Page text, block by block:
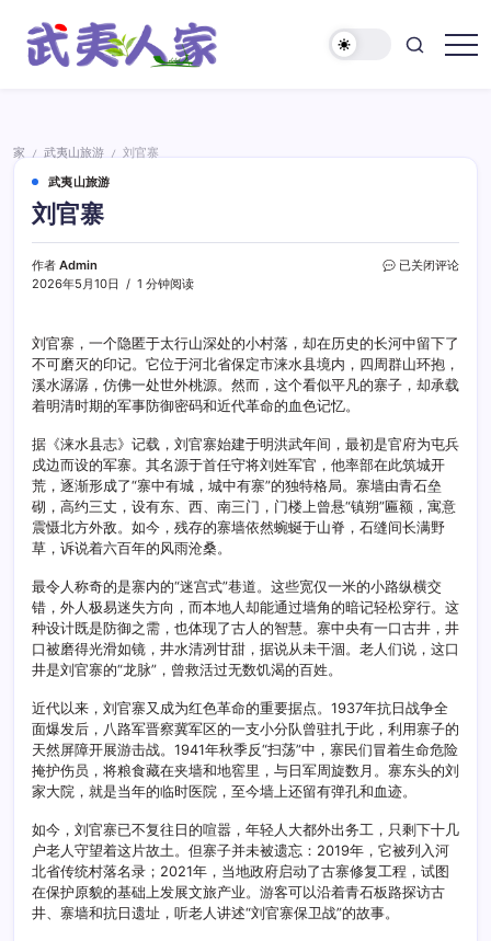
家
家 / 武夷山旅游 /
刘官寨
武夷山旅游
刘官寨
作者 Admin
2026年5月10日
1 分钟阅读
刘
已关闭评论
刘官寨，一个隐匿于太行山深处的小村落，却在历史的长河中留下了
不可磨灭的印记。它位于河北省保定市涞水县境内，四周群山环抱，
溪水潺潺，仿佛一处世外桃源。然而，这个看似平凡的寨子，却承载
着明清时期的军事防御密码和近代革命的血色记忆。
据《涞水县志》记载，刘官寨始建于明洪武年间，最初是官府为屯兵
戍边而设的军寨。其名源于首任守将刘姓军官，他率部在此筑城开
荒，逐渐形成了“寨中有城，城中有寨”的独特格局。寨墙由青石垒
砌，高约三丈，设有东、西、南三门，门楼上曾悬“镇朔”匾额，寓意
震慑北方外敌。如今，残存的寨墙依然蜿蜒于山脊，石缝间长满野
草，诉说着六百年的风雨沧桑。
最令人称奇的是寨内的“迷宫式”巷道。这些宽仅一米的小路纵横交
错，外人极易迷失方向，而本地人却能通过墙角的暗记轻松穿行。这
种设计既是防御之需，也体现了古人的智慧。寨中央有一口古井，井
口被磨得光滑如镜，井水清冽甘甜，据说从未干涸。老人们说，这口
井是刘官寨的“龙脉”，曾救活过无数饥渴的百姓。
近代以来，刘官寨又成为红色革命的重要据点。1937年抗日战争全
面爆发后，八路军晋察冀军区的一支小分队曾驻扎于此，利用寨子的
天然屏障开展游击战。1941年秋季反“扫荡”中，寨民们冒着生命危险
掩护伤员，将粮食藏在夹墙和地窖里，与日军周旋数月。寨东头的刘
家大院，就是当年的临时医院，至今墙上还留有弹孔和血迹。
如今，刘官寨已不复往日的喧嚣，年轻人大都外出务工，只剩下十几
户老人守望着这片故土。但寨子并未被遗忘：2019年，它被列入河
北省传统村落名录；2021年，当地政府启动了古寨修复工程，试图
在保护原貌的基础上发展文旅产业。游客可以沿着青石板路探访古
井、寨墙和抗日遗址，听老人讲述“刘官寨保卫战”的故事。